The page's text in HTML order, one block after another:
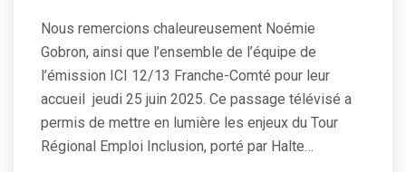
Nous remercions chaleureusement Noémie
Gobron, ainsi que l’ensemble de l’équipe de
l’émission ICI 12/13 Franche-Comté pour leur
accueil jeudi 25 juin 2025. Ce passage télévisé a
permis de mettre en lumière les enjeux du Tour
Régional Emploi Inclusion, porté par Halte…